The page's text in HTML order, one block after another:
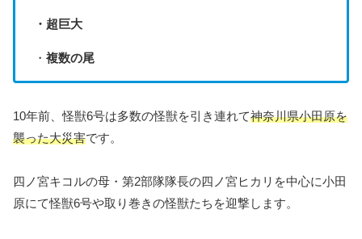
・超巨大
・ 複数の尾
10年前、怪獣6号は多数の怪獣を引き連れて神奈川県小田原を
襲った大災害です。
四ノ宮キコルの母・第2部隊隊長の四ノ宮ヒカリを中心に小田
原にて怪獣6号や取り巻きの怪獣たちを迎撃します。